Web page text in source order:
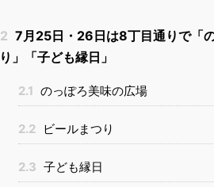
2 7月25日・26日は8丁目通りで「
り」「子ども縁日」
2.1 のっぽろ美味の広場
2.2 ビールまつり
2.3 子ども縁日